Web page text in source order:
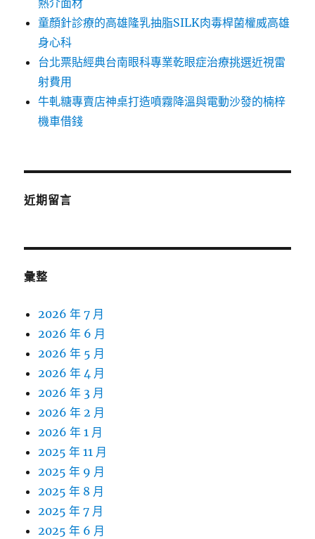
熱介面材
童顏針診療的高雄隆乳抽脂SILK肉毒桿菌權威高雄
身心科
台北票貼經典台南眼科專業乾眼症治療挑選近視雷
射費用
牛軋糖專賣店神桌打造噴霧降溫與電動沙發的楠梓
機車借錢
近期留言
彙整
2026 年 7 月
2026 年 6 月
2026 年 5 月
2026 年 4 月
2026 年 3 月
2026 年 2 月
2026 年 1 月
2025 年 11 月
2025 年 9 月
2025 年 8 月
2025 年 7 月
2025 年 6 月